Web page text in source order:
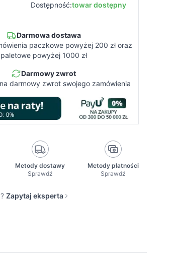
Dostępność:towar dostępny
Darmowa dostawa
paczkowe powyżej 200 zł oraz
paletowe powyżej 1000 zł
Darmowy zwrot
darmowy zwrot swojego zamówienia
Metody dostawy
Sprawdź
Metody płatności
Sprawdź
Zapytaj eksperta